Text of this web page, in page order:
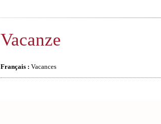
Vacanze
Français : Vacances